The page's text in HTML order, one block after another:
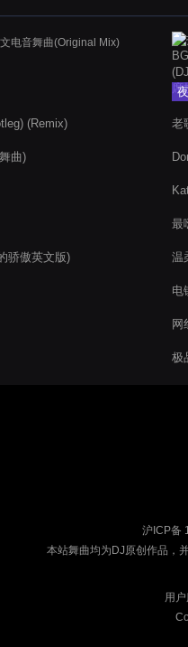
电音舞曲(Original Mix)
(Remix)
曲)
骄傲英文版)
老
最
温
电
网
极
沪ICP备
本站舞曲均为DJ原创作品，
用